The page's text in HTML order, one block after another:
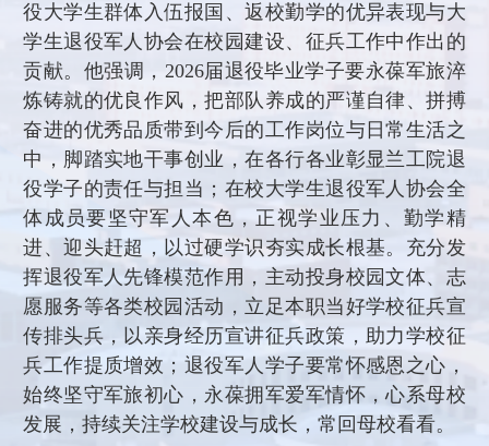
役大学生群体入伍报国、返校勤学的优异表现与大
学生退役军人协会在校园建设、征兵工作中作出的
贡献。他强调，2026届退役毕业学子要永葆军旅淬
炼铸就的优良作风，把部队养成的严谨自律、拼搏
奋进的优秀品质带到今后的工作岗位与日常生活之
中，脚踏实地干事创业，在各行各业彰显兰工院退
役学子的责任与担当；在校大学生退役军人协会全
体成员要坚守军人本色，正视学业压力、勤学精
进、迎头赶超，以过硬学识夯实成长根基。充分发
挥退役军人先锋模范作用，主动投身校园文体、志
愿服务等各类校园活动，立足本职当好学校征兵宣
传排头兵，以亲身经历宣讲征兵政策，助力学校征
兵工作提质增效；退役军人学子要常怀感恩之心，
始终坚守军旅初心，永葆拥军爱军情怀，心系母校
发展，持续关注学校建设与成长，常回母校看看。